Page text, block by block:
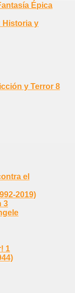
Épica
Historia y
y Terror 8
el
2019)
3
1